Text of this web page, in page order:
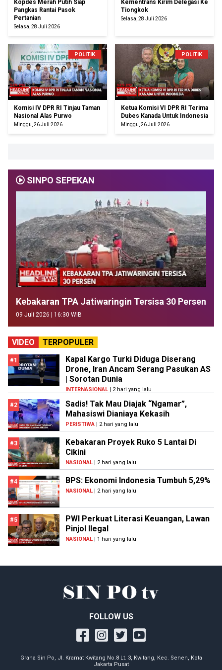
Kopdes Merah Putih Siap
Pangkas Rantai Pasok
Pertanian
Selasa, 28 Juli 2026
Kementrans Kirim Delegasi Ke
Tiongkok
Selasa, 28 Juli 2026
POLITIK
Komisi IV DPR RI Tinjau Taman
Nasional Alas Purwo
Minggu, 26 Juli 2026
POLITIK
Ketua Komisi VI DPR RI Terima
Dubes Kanada Untuk Indonesia
Minggu, 26 Juli 2026
SINPO SEPEKAN
Kebakaran TPA Jatiwaringin Tersisa 30 Persen
09 Juli 2026 | 16:30 WIB
VIDEO TERPOPULER
#1
Kapal Kargo Turki Diduga Diserang
Drone, Iran Ancam Serang Pasukan AS
| Sorotan Dunia
INTERNASIONAL | 2 hari yang lalu
#2
Sadis! Tak Mau Diajak “Ngamar”,
Mahasiswi Dianiaya Kekasih
PERISTIWA | 2 hari yang lalu
#3
Kebakaran Proyek Ruko 5 Lantai Di
Cikini
NASIONAL | 2 hari yang lalu
#4 BPS: Ekonomi Indonesia Tumbuh 5,29%
NASIONAL | 2 hari yang lalu
#5
PWI Perkuat Literasi Keuangan, Lawan
Pinjol Ilegal
NASIONAL | 1 hari yang lalu
FOLLOW US
Graha Sin Po, Jl. Kramat Kwitang No.8 Lt. 3, Kwitang, Kec. Senen, Kota
Jakarta Pusat